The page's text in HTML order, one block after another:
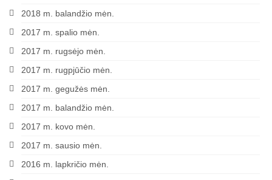
2018 m. balandžio mėn.
2017 m. spalio mėn.
2017 m. rugsėjo mėn.
2017 m. rugpjūčio mėn.
2017 m. gegužės mėn.
2017 m. balandžio mėn.
2017 m. kovo mėn.
2017 m. sausio mėn.
2016 m. lapkričio mėn.